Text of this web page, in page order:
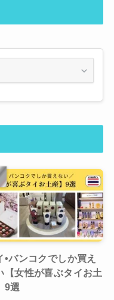
•バンコクでしか買え
【女性が喜ぶタイお土
9選